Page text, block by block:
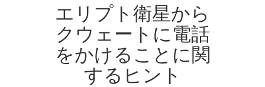
エリプト衛星から
クウェートに電話
をかけることに関
するヒント